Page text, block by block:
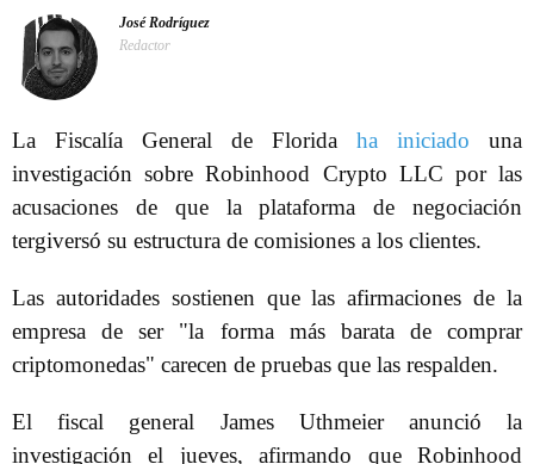
José Rodríguez
Redactor
La Fiscalía General de Florida ha iniciado una
investigación sobre Robinhood Crypto LLC por las
acusaciones de que la plataforma de negociación
tergiversó su estructura de comisiones a los clientes.
Las autoridades sostienen que las afirmaciones de la
empresa de ser "la forma más barata de comprar
criptomonedas" carecen de pruebas que las respalden.
El fiscal general James Uthmeier anunció la
investigación el jueves, afirmando que Robinhood